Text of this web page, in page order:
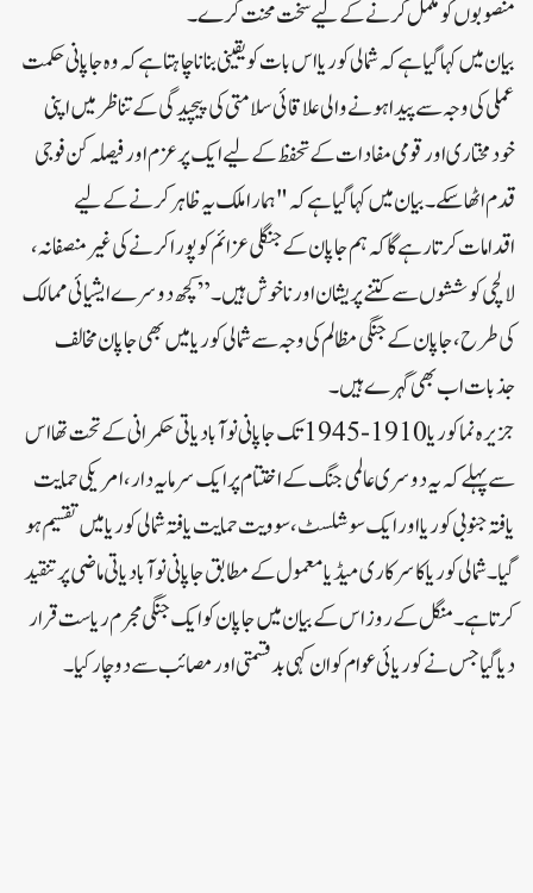
منصوبوں کو مکمل کرنے کے لیے سخت محنت کرے۔
بیان میں کہا گیا ہے کہ شمالی کوریا اس بات کو یقینی بنانا چاہتا ہے کہ وہ جاپانی حکمت
عملی کی وجہ سے پیدا ہونے والی علاقائی سلامتی کی پیچیدگی کے تناظر میں اپنی
خودمختاری اور قومی مفادات کے تحفظ کے لیے ایک پرعزم اور فیصلہ کن فوجی
قدم اٹھا سکے۔بیان میں کہا گیا ہے کہ "ہمارا ملک یہ ظاہر کرنے کے لیے
اقدامات کرتا رہے گا کہ ہم جاپان کے جنگلی عزائم کو پورا کرنے کی غیر منصفانہ،
لالچی کوششوں سے کتنے پریشان اور ناخوش ہیں۔”کچھ دوسرے ایشیائی ممالک
کی طرح، جاپان کے جنگی مظالم کی وجہ سے شمالی کوریا میں بھی جاپان مخالف
جذبات اب بھی گہرے ہیں۔
جزیرہ نما کوریا 1910-1945 تک جاپانی نوآبادیاتی حکمرانی کے تحت تھا اس
سے پہلے کہ یہ دوسری عالمی جنگ کے اختتام پر ایک سرمایہ دار، امریکی حمایت
یافتہ جنوبی کوریا اور ایک سوشلسٹ، سوویت حمایت یافتہ شمالی کوریا میں تقسیم ہو
گیا۔شمالی کوریا کا سرکاری میڈیا معمول کے مطابق جاپانی نوآبادیاتی ماضی پر تنقید
کرتا ہے۔ منگل کے روز اس کے بیان میں جاپان کو ایک جنگی مجرم ریاست قرار
دیا گیا جس نے کوریائی عوام کو ان کہی بدقسمتی اور مصائب سے دوچار کیا۔